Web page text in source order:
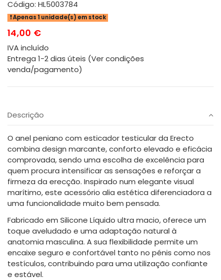
Código: HL5003784
Apenas 1 unidade(s) em stock
14,00 €
IVA incluído
Entrega 1-2 dias úteis (Ver condições
venda/pagamento)
Descrição
O anel peniano com esticador testicular da Erecto
combina design marcante, conforto elevado e eficácia
comprovada, sendo uma escolha de excelência para
quem procura intensificar as sensações e reforçar a
firmeza da erecção. Inspirado num elegante visual
marítimo, este acessório alia estética diferenciadora a
uma funcionalidade muito bem pensada.
Fabricado em Silicone Líquido ultra macio, oferece um
toque aveludado e uma adaptação natural à
anatomia masculina. A sua flexibilidade permite um
encaixe seguro e confortável tanto no pénis como nos
testículos, contribuindo para uma utilização confiante
e estável.